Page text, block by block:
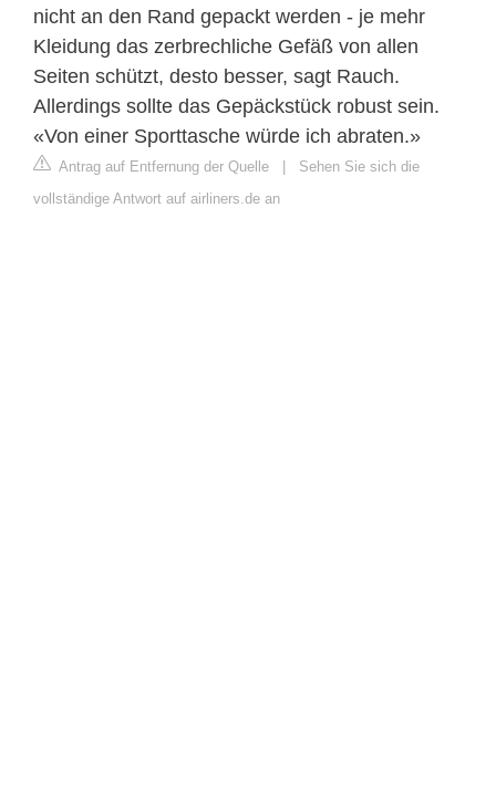
nicht an den Rand gepackt werden - je mehr
Kleidung das zerbrechliche Gefäß von allen
Seiten schützt, desto besser, sagt Rauch.
Allerdings sollte das Gepäckstück robust sein.
«Von einer Sporttasche würde ich abraten.»
Antrag auf Entfernung der Quelle | Sehen Sie sich die
vollständige Antwort auf airliners.de an